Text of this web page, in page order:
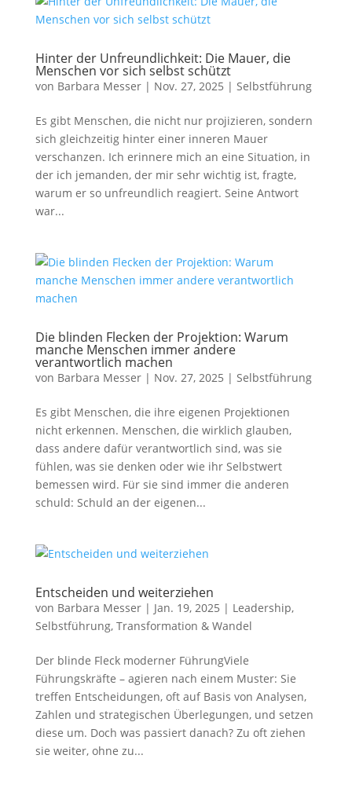
Hinter der Unfreundlichkeit: Die Mauer, die
Menschen vor sich selbst schützt
von Barbara Messer| Nov. 27, 2025 | Selbstführung
Es gibt Menschen, die nicht nur projizieren, sondern
sich gleichzeitig hinter einer inneren Mauer
verschanzen. Ich erinnere mich an eine Situation, in
der ich jemanden, der mir sehr wichtig ist, fragte,
warum er so unfreundlich reagiert. Seine Antwort
war...
Die blinden Flecken der Projektion: Warum
manche Menschen immer andere
verantwortlich machen
von Barbara Messer| Nov. 27, 2025 | Selbstführung
Es gibt Menschen, die ihre eigenen Projektionen
nicht erkennen. Menschen, die wirklich glauben,
dass andere dafür verantwortlich sind, was sie
fühlen, was sie denken oder wie ihr Selbstwert
bemessen wird. Für sie sind immer die anderen
schuld: Schuld an der eigenen...
Entscheiden und weiterziehen
von Barbara Messer| Jan. 19, 2025 | Leadership,
Selbstführung, Transformation & Wandel
Der blinde Fleck moderner FührungViele
Führungskräfte – agieren nach einem Muster: Sie
treffen Entscheidungen, oft auf Basis von Analysen,
Zahlen und strategischen Überlegungen, und setzen
diese um. Doch was passiert danach? Zu oft ziehen
sie weiter, ohne zu...